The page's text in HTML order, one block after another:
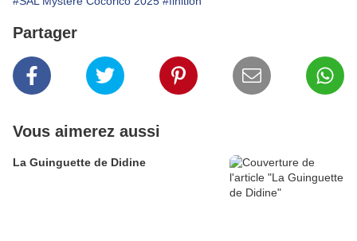
Partager
Vous aimerez aussi
La Guinguette de Didine